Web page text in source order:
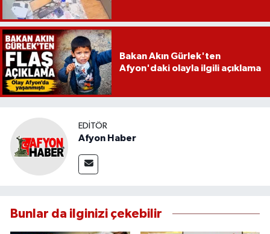
Bakan Akın Gürlek'ten
Afyon'daki olayla ilgili açıklama
EDITÖR
Afyon Haber
Bunlar da ilginizi çekebilir